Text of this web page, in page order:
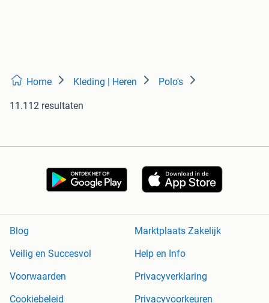
Home Kleding | Heren Polo's
11.112 resultaten
Blog
Marktplaats Zakelijk
Veilig en Succesvol
Help en Info
Voorwaarden
Privacyverklaring
Cookiebeleid
Privacyvoorkeuren